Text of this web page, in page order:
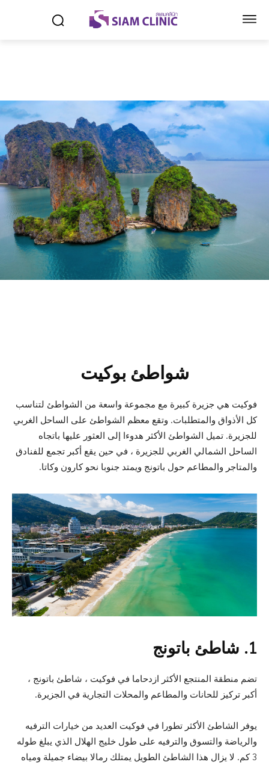
شواطئ بوكيت
فوكيت هي جزيرة كبيرة مع مجموعة واسعة من الشواطئ لتناسب
كل الأذواق والمتطلبات. وتقع معظم الشواطئ على الساحل الغربي
للجزيرة. تميل الشواطئ الأكثر هدوءا إلى العثور عليها باتجاه
الساحل الشمالي الغربي للجزيرة ، في حين يقع أكبر تجمع للفنادق
والمتاجر والمطاعم حول باتونج ويمتد جنوبا نحو كارون وكاتا.
1. شاطئ باتونج
تضم منطقة المنتجع الأكثر ازدحاما في فوكيت ، شاطئ باتونج ،
أكبر تركيز للحانات والمطاعم والمحلات التجارية في الجزيرة.
يوفر الشاطئ الأكثر تطورا في فوكيت العديد من خيارات الترفيه
والرياضة والتسوق والترفيه على طول خليج الهلال الذي يبلغ طوله
3 كم. لا يزال هذا الشاطئ الطويل يمتلك رمالا بيضاء جميلة ومياه